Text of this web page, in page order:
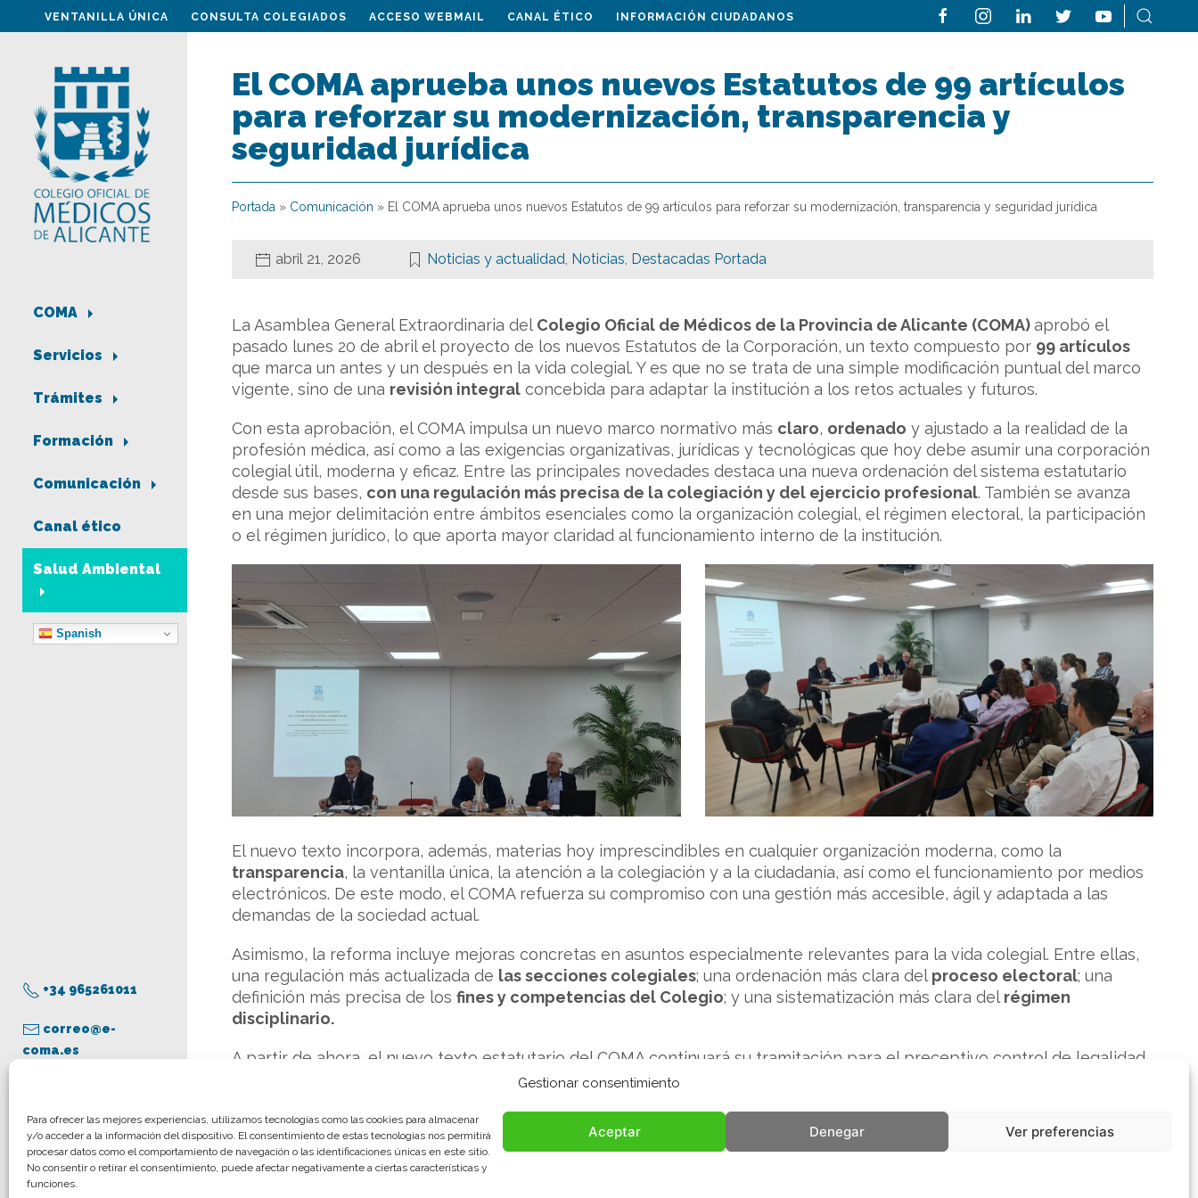
Gestionar consentimiento
Para ofrecer las mejores experiencias, utilizamos tecnologías como las cookies para almacenar
y/o acceder a la información del dispositivo. El consentimiento de estas tecnologías nos permitirá
procesar datos como el comportamiento de navegación o las identificaciones únicas en este sitio.
No consentir o retirar el consentimiento, puede afectar negativamente a ciertas características y
funciones.
Aceptar Denegar Ver preferencias
VENTANILLA ÚNICA CONSULTA COLEGIADOS ACCESO WEBMAIL CANAL ÉTICO INFORMACIÓN CIUDADANOS
COMA
Servicios
Trámites
Formación
Comunicación
Canal ético
Salud Ambiental
Spanish
+34 965261011
correo@e-
coma.es
Aviso legal
Política de privacidad
Política de cookies
El COMA aprueba unos nuevos Estatutos de 99 artículos
para reforzar su modernización, transparencia y
seguridad jurídica
Portada » Comunicación » El COMA aprueba unos nuevos Estatutos de 99 artículos para reforzar su modernización, transparencia y seguridad jurídica
abril 21, 2026 Noticias y actualidad, Noticias, Destacadas Portada
La Asamblea General Extraordinaria del Colegio Oficial de Médicos de la Provincia de Alicante (COMA) aprobó el
pasado lunes 20 de abril el proyecto de los nuevos Estatutos de la Corporación, un texto compuesto por 99 artículos
que marca un antes y un después en la vida colegial. Y es que no se trata de una simple modificación puntual del marco
vigente, sino de una revisión integral concebida para adaptar la institución a los retos actuales y futuros.
Con esta aprobación, el COMA impulsa un nuevo marco normativo más claro, ordenado y ajustado a la realidad de la
profesión médica, así como a las exigencias organizativas, jurídicas y tecnológicas que hoy debe asumir una corporación
colegial útil, moderna y eficaz. Entre las principales novedades destaca una nueva ordenación del sistema estatutario
desde sus bases, con una regulación más precisa de la colegiación y del ejercicio profesional. También se avanza
en una mejor delimitación entre ámbitos esenciales como la organización colegial, el régimen electoral, la participación
o el régimen jurídico, lo que aporta mayor claridad al funcionamiento interno de la institución.
El nuevo texto incorpora, además, materias hoy imprescindibles en cualquier organización moderna, como la
transparencia, la ventanilla única, la atención a la colegiación y a la ciudadanía, así como el funcionamiento por medios
electrónicos. De este modo, el COMA refuerza su compromiso con una gestión más accesible, ágil y adaptada a las
demandas de la sociedad actual.
Asimismo, la reforma incluye mejoras concretas en asuntos especialmente relevantes para la vida colegial. Entre ellas,
una regulación más actualizada de las secciones colegiales; una ordenación más clara delproceso electoral; una
definición más precisa de los fines y competencias del Colegio; y una sistematización más clara delrégimen
disciplinario.
A partir de ahora, el nuevo texto estatutario del COMA continuará su tramitación para el preceptivo control de legalidad,
su inscripción y posterior publicación oficial, momento en el que entrará en vigor.